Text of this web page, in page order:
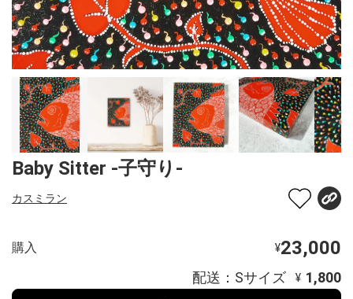
Baby Sitter -子守り-
カスミラン
購入 ¥23,000
配送：Sサイズ ¥ 1,800